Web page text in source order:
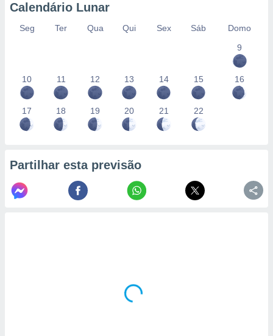
Calendário Lunar
Seg Ter Qua Qui Sex Sáb
Domo
9
10 11 12 13 14 15 16
17 18 19 20 21 22
Partilhar esta previsão